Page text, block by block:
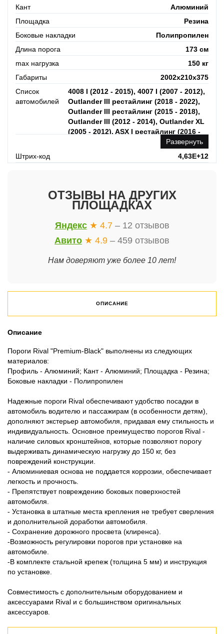
Кант
Алюминий
Площадка
Резина
Боковые накладки
Полипропилен
Длина порога
173 см
max нагрузка
150 кг
Габариты
2002х210х375
Список
автомобилей
4008 I (2012 - 2015), 4007 I (2007 - 2012),
Outlander III рестайлинг (2018 - 2022),
Outlander III рестайлинг (2015 - 2018),
Outlander III (2012 - 2014), Outlander XL
(2005 - 2012), ASX I рестайлинг (2016 -
2020), ASX I рестайлинг (2012 - 2016),
Развернуть
Штрих-код
4,63E+12
ОТЗЫВЫ НА ДРУГИХ
ПЛОЩАДКАХ
Яндекс ★ 4.7 – 12 отзывов
Авито ★ 4.9 – 459 отзывов
Нам доверяют уже более 10 лет!
ОПИСАНИЕ
Описание
Пороги Rival "Premium-Black" выполнены из следующих
материалов:
Профиль - Алюминий; Кант - Алюминий; Площадка - Резина;
Боковые накладки - Полипропилен
Надежные пороги Rival обеспечивают удобство посадки в
автомобиль водителю и пассажирам (в особенности детям),
дополняют экстерьер автомобиля, придавая ему стильность и
индивидуальность. Основное преимущество порогов Rival -
наличие силовых кронштейнов, которые позволяют порогу
выдерживать динамическую нагрузку до 150 кг, без
повреждений конструкции.
- Алюминиевая основа не поддается коррозии, обеспечивает
легкость и прочность.
- Препятствует повреждению боковых поверхностей
автомобиля.
- Установка в штатные места крепления не требует сверления
и дополнительной доработки автомобиля.
- Сохранение дорожного просвета (клиренса).
-Возможность регулировки порогов при установке на
автомобиле.
-В комплекте стальной крепеж (толщина 5 мм) и инструкция
по установке.
Совместимость с дополнительным оборудованием и
аксессуарами Rival и с большинством оригинальных
аксессуаров.